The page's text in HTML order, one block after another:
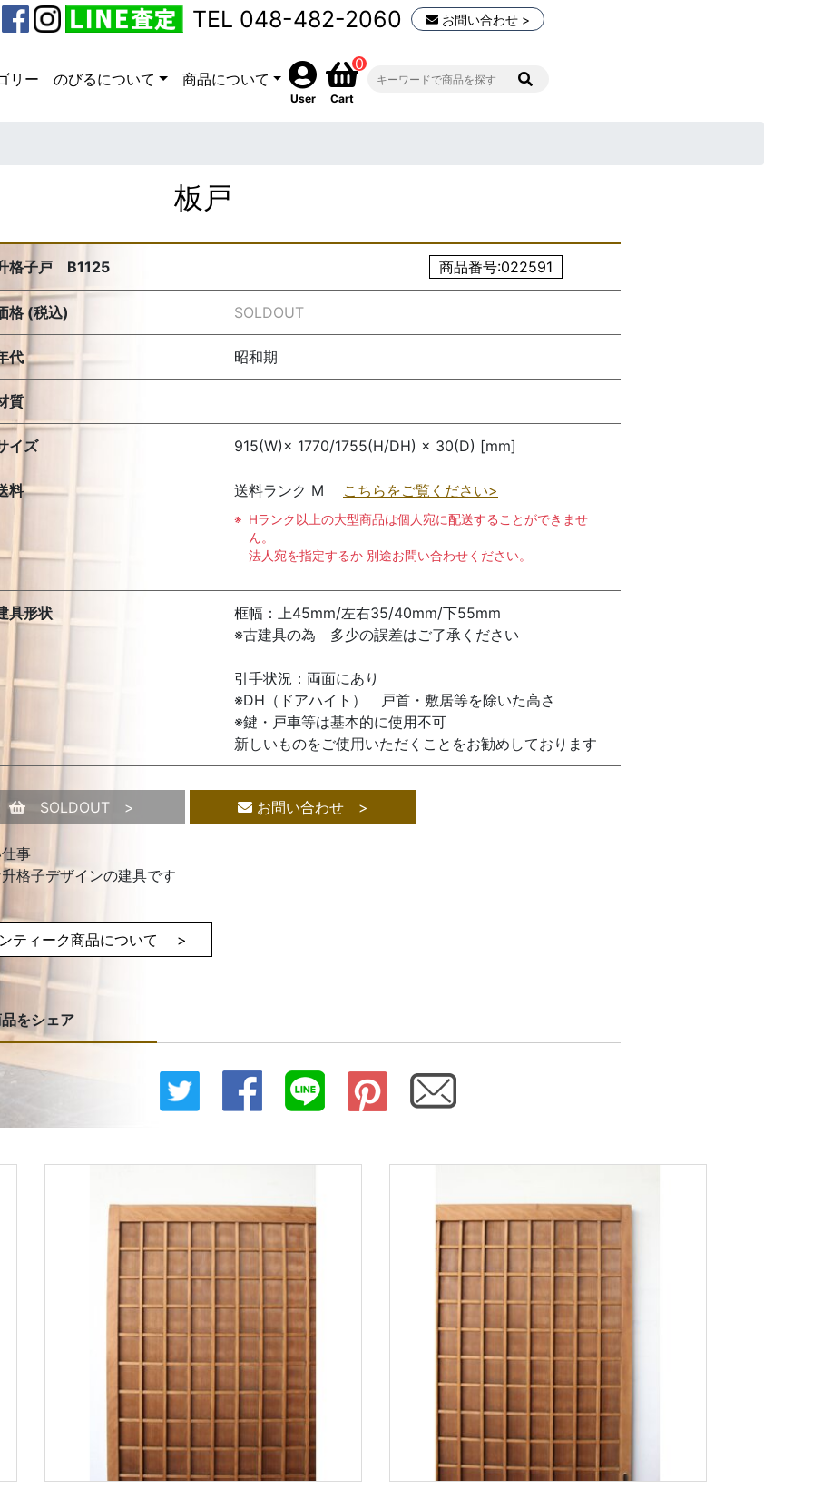
TEL 048-482-2060 お問い合わせ >
リー のびるについて 商品について
User
0
Cart
板戸
格子戸 B1125 商品番号:022591
格 (税込) SOLDOUT
代 昭和期
質
イズ 915(W)× 1770/1755(H/DH) × 30(D) [mm]
料 送料ランク M こちらをご覧ください>
Hランク以上の大型商品は個人宛に配送することができませ
ん。
法人宛を指定するか 別途お問い合わせください。
具形状
框幅：上45mm/左右35/40mm/下55mm
※古建具の為 多少の誤差はご了承ください
引手状況：両面にあり
※DH（ドアハイト） 戸首・敷居等を除いた高さ
※鍵・戸車等は基本的に使用不可
新しいものをご使用いただくことをお勧めしております
SOLDOUT > お問い合わせ >
事
格子デザインの建具です
ティーク商品について >
をシェア